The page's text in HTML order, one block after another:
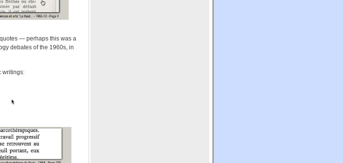
— perhaps this was a
debates of the 1960s, in
writings: